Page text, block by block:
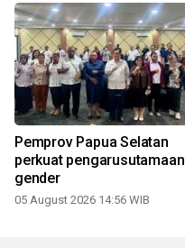
Pemprov Papua Selatan
perkuat pengarusutamaan
gender
05 August 2026 14:56 WIB